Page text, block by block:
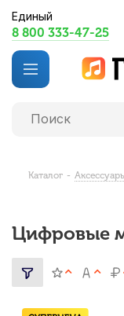
Единый
8 800 333-47-25
Каталог -
Цифровые